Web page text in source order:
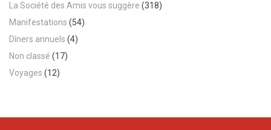
La Société des Amis vous suggère (318)
Manifestations (54)
Dîners annuels (4)
Non classé (17)
Voyages (12)